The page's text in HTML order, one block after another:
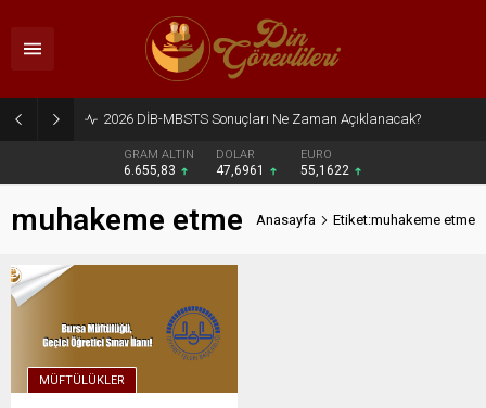
2026 DİB-MBSTS Sonuçları Ne Zaman Açıklanacak?
GRAM ALTIN
6.655,83
DOLAR
47,6961
EURO
55,1622
muhakeme etme Anasayfa Etiket:muhakeme etme
MÜFTÜLÜKLER